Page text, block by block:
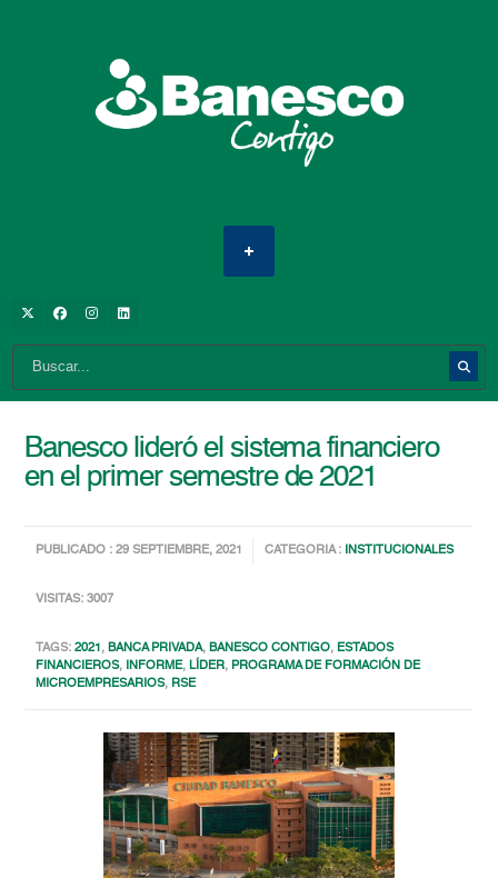
Banesco lideró el sistema financiero
en el primer semestre de 2021
PUBLICADO : 29 SEPTIEMBRE, 2021 CATEGORIA : INSTITUCIONALES
VISITAS: 3007
TAGS:2021,BANCA PRIVADA,BANESCO CONTIGO, ESTADOS
FINANCIEROS, INFORME,LÍDER, PROGRAMA DE FORMACIÓN DE
MICROEMPRESARIOS, RSE